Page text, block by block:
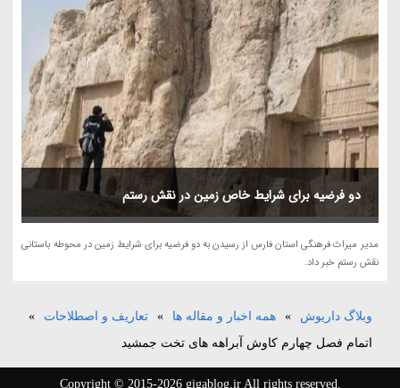
دو فرضیه برای شرایط خاص زمین در نقش رستم
مدیر میراث فرهنگی استان فارس از رسیدن به دو فرضیه برای شرایط زمین در محوطه باستانی
نقش رستم خبر داد.
وبلاگ داریوش » همه اخبار و مقاله ها » تعاریف و اصطلاحات
»
اتمام فصل چهارم کاوش آبراهه های تخت جمشید
Copyright © 2015-2026 gigablog.ir All rights reserved.